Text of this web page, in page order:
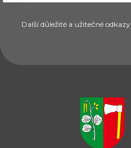
Další důležité a užitečné odkazy